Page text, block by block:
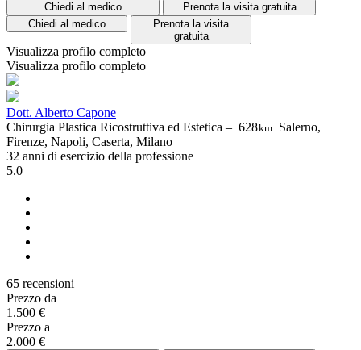
Chiedi al medico
Prenota la visita gratuita
Chiedi al medico
Prenota la visita
gratuita
Visualizza profilo completo
Visualizza profilo completo
Dott. Alberto Capone
Chirurgia Plastica Ricostruttiva ed Estetica – 628km Salerno,
Firenze, Napoli, Caserta, Milano
32 anni di esercizio della professione
5.0
65 recensioni
Prezzo da
1.500 €
Prezzo a
2.000 €